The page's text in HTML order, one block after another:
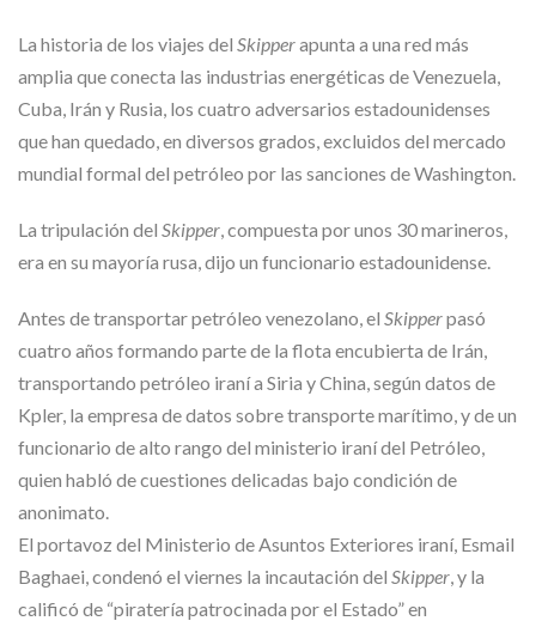
La historia de los viajes del Skipperapunta a una red más
amplia que conecta las industrias energéticas de Venezuela,
Cuba, Irán y Rusia, los cuatro adversarios estadounidenses
que han quedado, en diversos grados, excluidos del mercado
mundial formal del petróleo por las sanciones de Washington.
La tripulación del Skipper, compuesta por unos 30 marineros,
era en su mayoría rusa, dijo un funcionario estadounidense.
Antes de transportar petróleo venezolano, el Skipperpasó
cuatro años formando parte de la flota encubierta de Irán,
transportando petróleo iraní a Siria y China, según datos de
Kpler, la empresa de datos sobre transporte marítimo, y de un
funcionario de alto rango del ministerio iraní del Petróleo,
quien habló de cuestiones delicadas bajo condición de
anonimato.
El portavoz del Ministerio de Asuntos Exteriores iraní, Esmail
Baghaei, condenó el viernes la incautación del Skipper, y la
calificó de “piratería patrocinada por el Estado” en